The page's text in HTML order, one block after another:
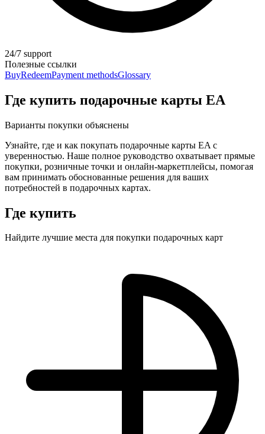
24/7 support
Полезные ссылки
BuyRedeemPayment methodsGlossary
Где купить подарочные карты EA
Варианты покупки объяснены
Узнайте, где и как покупать подарочные карты EA с
уверенностью. Наше полное руководство охватывает прямые
покупки, розничные точки и онлайн-маркетплейсы, помогая
вам принимать обоснованные решения для ваших
потребностей в подарочных картах.
Где купить
Найдите лучшие места для покупки подарочных карт